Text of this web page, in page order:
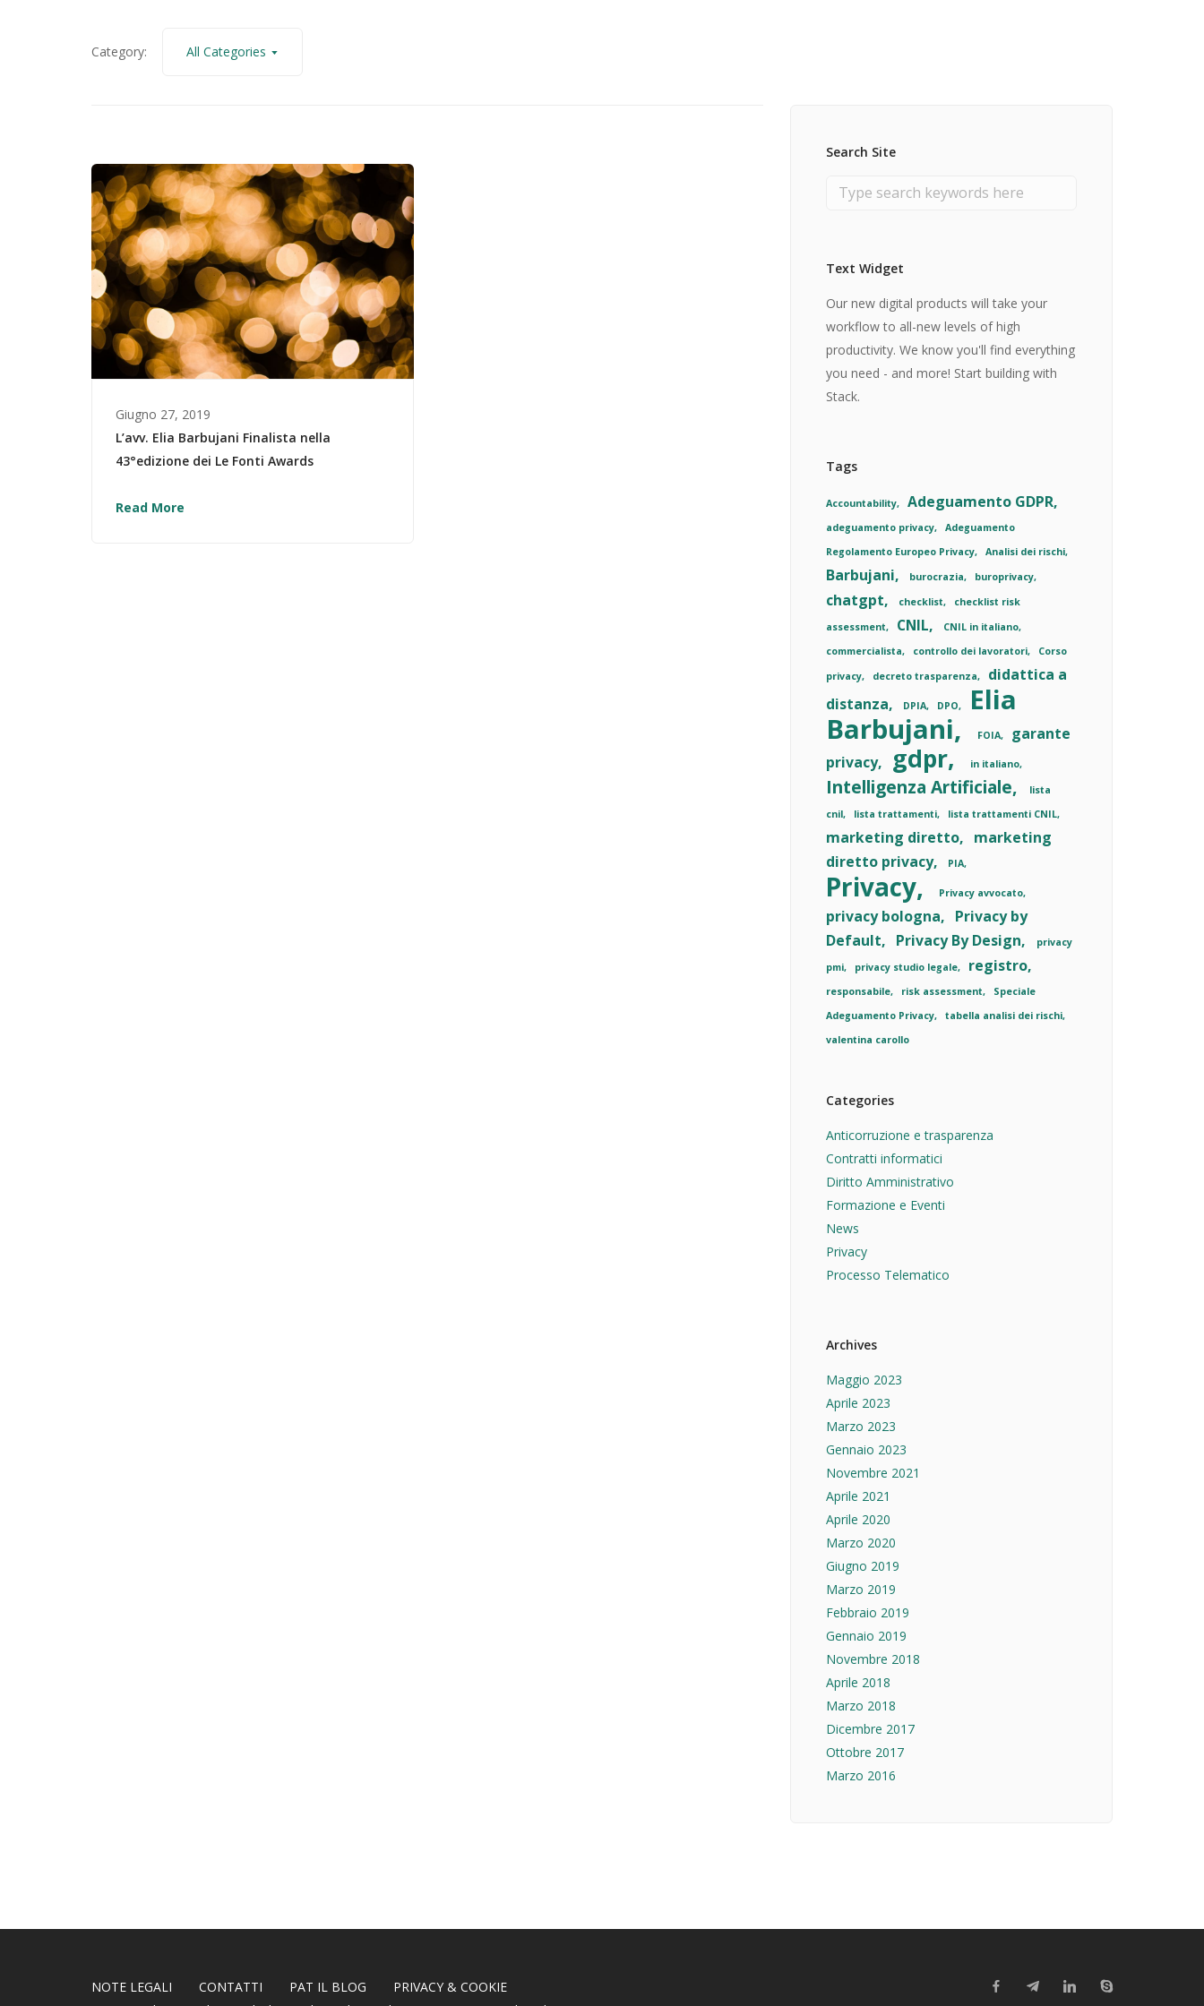
Category: All Categories
Giugno 27, 2019
L’avv. Elia Barbujani Finalista nella
43°edizione dei Le Fonti Awards
Read More
Search Site
Text Widget
Our new digital products will take your
workflow to all-new levels of high
productivity. We know you'll find everything
you need - and more! Start building with
Stack.
Tags
Accountability Adeguamento GDPR
adeguamento privacy
Adeguamento
Regolamento Europeo Privacy
Analisi dei rischi
Barbujani burocrazia buroprivacy
chatgpt checklist
checklist risk
assessment
CNIL
CNIL in italiano
commercialista
controllo dei lavoratori
Corso
privacy
decreto trasparenza
didattica a
distanza
DPIA DPO
Elia
Barbujani
FOIA
garante
privacy
gdpr in italiano
Intelligenza Artificiale
lista
cnil
lista trattamenti lista trattamenti CNIL
marketing diretto
marketing
diretto privacy
PIA
Privacy Privacy avvocato
privacy bologna
Privacy by
Default
Privacy By Design
privacy
pmi
privacy studio legale registro
responsabile risk assessment
Speciale
Adeguamento Privacy
tabella analisi dei rischi
valentina carollo
Categories
Anticorruzione e trasparenza
Contratti informatici
Diritto Amministrativo
Formazione e Eventi
News
Privacy
Processo Telematico
Archives
Maggio 2023
Aprile 2023
Marzo 2023
Gennaio 2023
Novembre 2021
Aprile 2021
Aprile 2020
Marzo 2020
Giugno 2019
Marzo 2019
Febbraio 2019
Gennaio 2019
Novembre 2018
Aprile 2018
Marzo 2018
Dicembre 2017
Ottobre 2017
Marzo 2016
NOTE LEGALI CONTATTI PAT IL BLOG
PRIVACY & COOKIE